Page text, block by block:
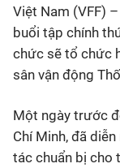
Việt Nam (VFF)
buổi tập chính
chức sẽ tổ chức
sân vận động
Một ngày trước
Chí Minh, đã
tác chuẩn bị cho